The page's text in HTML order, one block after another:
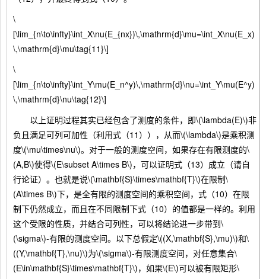
\
[\lim_{n\to\infty}\int_X\nu(E_{nx})\,\mathrm{d}\mu=\int_X\nu(E_x)
\,\mathrm{d}\mu\tag{11}\]
\
[\lim_{n\to\infty}\int_Y\mu(E_n^y)\,\mathrm{d}\nu=\int_Y\mu(E^y)
\,\mathrm{d}\nu\tag{12}\]
以上证明过程其实已经包含了测度的条件，即\(\lambda(E)\)非
负且满足可列可加性（利用式（11）），从而\(\lambda\)是乘积测
度\(\mu\times\nu\)。对于一般的测度空间，如果存在有限测度的\
(A,B\)使得\(E\subset A\times B\)，可以证明式（13）成立（请自
行论证）。也就是说\(\mathbf{S}\times\mathbf{T}\)在限制\
(A\times B\)下，是全有限的测度空间的乘积空间，式（10）在限
制下仍然成立，而且在不同限制下式（10）的值都是一样的。利用
这个受限的性质，并结合可列性，可以将结论进一步带到\
(\sigma\)-有限的测度空间。以下总假定\((X,\mathbf{S},\mu)\)和\
((Y,\mathbf{T},\nu)\)为\(\sigma\)-有限测度空间，对任意集合\
(E\in\mathbf{S}\times\mathbf{T}\)，如果\(E\)可以被有限矩形\